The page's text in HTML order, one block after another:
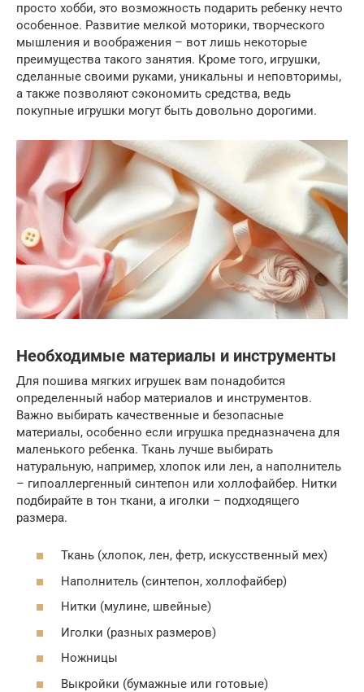
просто хобби, это возможность подарить ребенку нечто
особенное. Развитие мелкой моторики, творческого
мышления и воображения – вот лишь некоторые
преимущества такого занятия. Кроме того, игрушки,
сделанные своими руками, уникальны и неповторимы,
а также позволяют сэкономить средства, ведь
покупные игрушки могут быть довольно дорогими.
Необходимые материалы и инструменты
Для пошива мягких игрушек вам понадобится
определенный набор материалов и инструментов.
Важно выбирать качественные и безопасные
материалы, особенно если игрушка предназначена для
маленького ребенка. Ткань лучше выбирать
натуральную, например, хлопок или лен, а наполнитель
– гипоаллергенный синтепон или холлофайбер. Нитки
подбирайте в тон ткани, а иголки – подходящего
размера.
Ткань (хлопок, лен, фетр, искусственный мех)
Наполнитель (синтепон, холлофайбер)
Нитки (мулине, швейные)
Иголки (разных размеров)
Ножницы
Выкройки (бумажные или готовые)